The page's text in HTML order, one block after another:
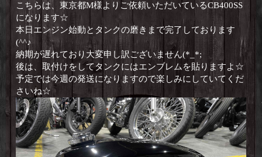
こちらは、東京都M様よりご依頼いただいているCB400SS
になります☆
本日エンジン始動とタンクの磨きまで完了しております
(^^♪
納期が遅れており大変申し訳ございません(*_*;
後は、取付けをしてタンクにはエンブレムを貼りますよ☆
予定では今週の発送になりますので楽しみにしていてくだ
さいね☆